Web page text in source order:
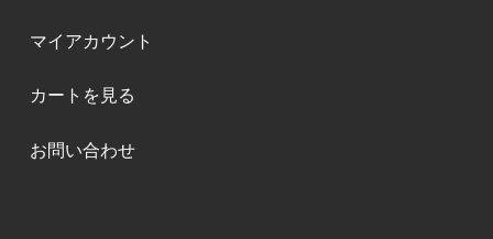
マイアカウント
カートを見る
お問い合わせ